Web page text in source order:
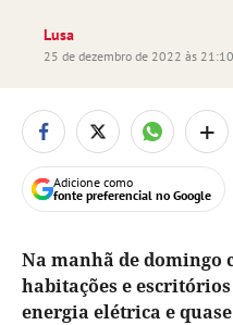
Lusa
25 de dezembro de 2022 às 21:10
+
Adicione como
fonte preferencial no Google
Na manhã de domingo
habitações e
energia elétrica e